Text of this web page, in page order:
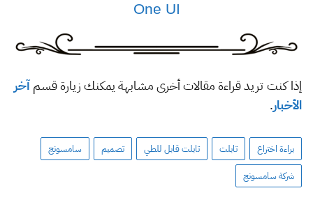
One UI
إذا كنت تريد قراءة مقالات أخرى مشابهة يمكنك زيارة قسمآخر
الأخبار.
براءة اختراع تابلت تابلت قابل للطي تصميم سامسونج
شركة سامسونج